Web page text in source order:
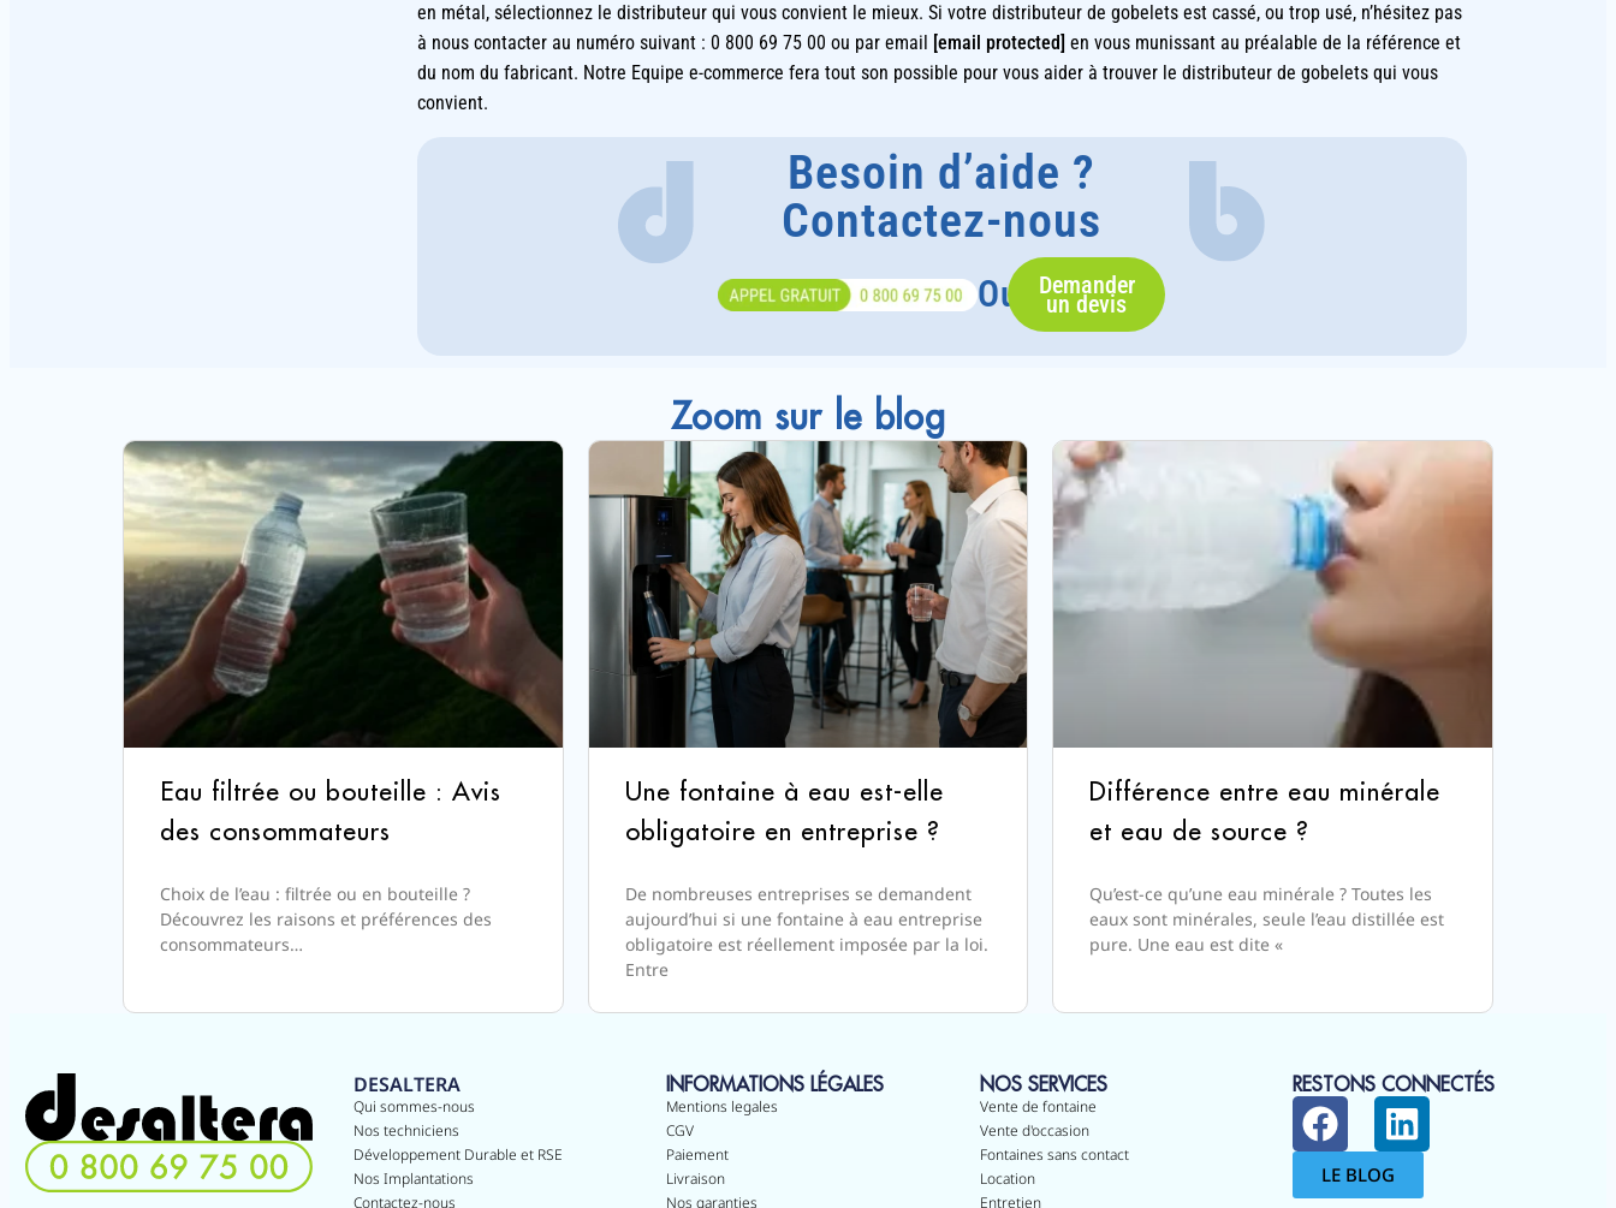
en métal, sélectionnez le distributeur qui vous convient le mieux. Si votre distributeur de gobelets est cassé, ou trop usé, n’hésitez pas
à nous contacter au numéro suivant : 0 800 69 75 00 ou par email [email protected] en vous munissant au préalable de la référence et
du nom du fabricant. Notre Equipe e-commerce fera tout son possible pour vous aider à trouver le distributeur de gobelets qui vous
convient.
Besoin d’aide ?
Contactez-nous
Ou Demander
un devis
Zoom sur le blog
Eau filtrée ou bouteille : Avis
des consommateurs
Choix de l’eau : filtrée ou en bouteille ?
Découvrez les raisons et préférences des
consommateurs…
Une fontaine à eau est-elle
obligatoire en entreprise ?
De nombreuses entreprises se demandent
aujourd’hui si une fontaine à eau entreprise
obligatoire est réellement imposée par la loi.
Entre
Différence entre eau minérale
et eau de source ?
Qu’est-ce qu’une eau minérale ? Toutes les
eaux sont minérales, seule l’eau distillée est
pure. Une eau est dite «
DESALTERA
Qui sommes-nous
Nos techniciens
Développement Durable et RSE
Nos Implantations
Contactez-nous
INFORMATIONS LÉGALES
Mentions legales
CGV
Paiement
Livraison
Nos garanties
NOS SERVICES
Vente de fontaine
Vente d'occasion
Fontaines sans contact
Location
Entretien
RESTONS CONNECTÉS
LE BLOG